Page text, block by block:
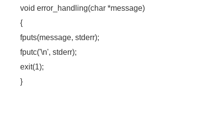
void error_handling(char *message)
{
fputs(message, stderr);
fputc('\n', stderr);
exit(1);
}